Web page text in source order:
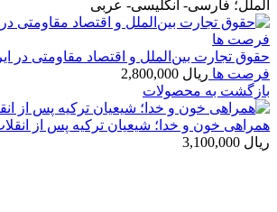
الملل؛ فارسی- انگلیسی- عربی
حقوق تجارت‌ بین‌الملل و اقتصاد مقاومتی در
فرصت ها ریال
بازگشت به محصولات
همراهی خون و خدا؛ شيعيان ترکيه پس از
ریال